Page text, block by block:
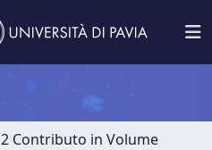
2 Contributo in Volume